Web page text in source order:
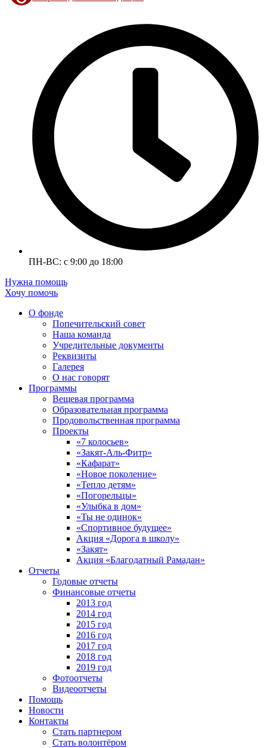
ПН-ВС: с 9:00 до 18:00
Нужна помощь
Хочу помочь
О фонде
Попечительский совет
Наша команда
Учредительные документы
Реквизиты
Галерея
О нас говорят
Программы
Вещевая программа
Образовательная программа
Продовольственная программа
Проекты
«7 колосьев»
«Закят-Аль-Фитр»
«Кафарат»
«Новое поколение»
«Тепло детям»
«Погорельцы»
«Улыбка в дом»
«Ты не одинок»
«Спортивное будущее»
Акция «Дорога в школу»
«Закят»
Акция «Благодатный Рамадан»
Отчеты
Годовые отчеты
Финансовые отчеты
2013 год
2014 год
2015 год
2016 год
2017 год
2018 год
2019 год
Фотоотчеты
Видеоотчеты
Помощь
Новости
Контакты
Стать партнером
Стать волонтёром